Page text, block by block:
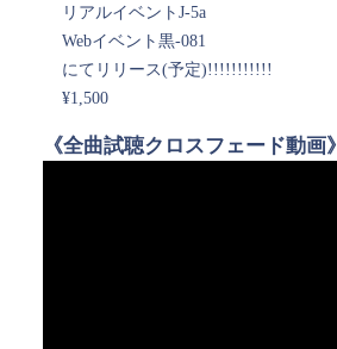
リアルイベントJ-5a
Webイベント黒-081
にてリリース(予定)!!!!!!!!!!!
¥1,500
《全曲試聴クロスフェード動画》